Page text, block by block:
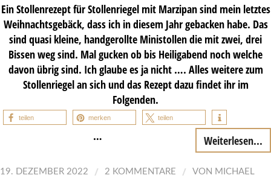
Ein Stollenrezept für Stollenriegel mit Marzipan sind mein letztes
Weihnachtsgebäck, dass ich in diesem Jahr gebacken habe. Das
sind quasi kleine, handgerollte Ministollen die mit zwei, drei
Bissen weg sind. Mal gucken ob bis Heiligabend noch welche
davon übrig sind. Ich glaube es ja nicht …. Alles weitere zum
Stollenriegel an sich und das Rezept dazu findet ihr im
Folgenden.
teilen merken teilen
… Weiterlesen...
19. DEZEMBER 2022 / 2 KOMMENTARE / VON MICHAEL